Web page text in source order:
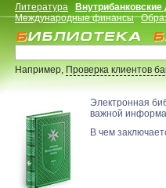
Литература
Международные финансы
Например,Проверка клиентов
Электронная
важной
В чем